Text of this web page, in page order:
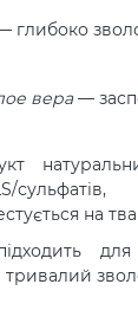
глибоко
вера—
на
тривалий